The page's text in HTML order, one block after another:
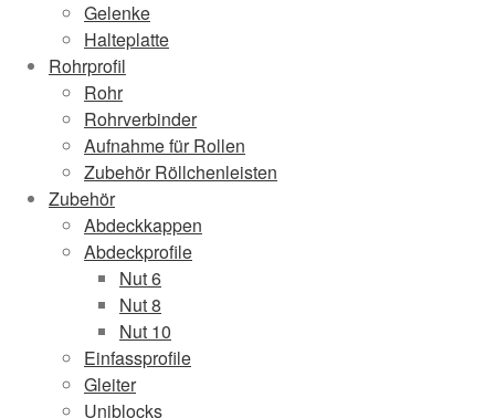
Gelenke
Halteplatte
Rohrprofil
Rohr
Rohrverbinder
Aufnahme für Rollen
Zubehör Röllchenleisten
Zubehör
Abdeckkappen
Abdeckprofile
Nut 6
Nut 8
Nut 10
Einfassprofile
Gleiter
Uniblocks